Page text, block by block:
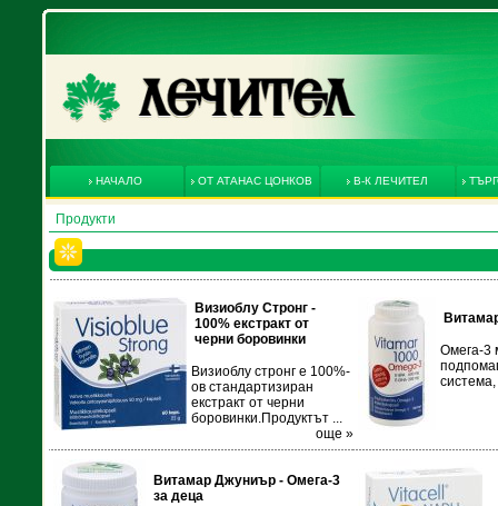
НАЧАЛО ОТ АТАНАС ЦОНКОВ В-К ЛЕЧИТЕЛ
Продукти
Визиоблу Стронг -
100% екстракт от
черни боровинки
Визиоблу стронг е 100%-
ов стандартизиран
екстракт от черни
боровинки.Продуктът ...
още »
Омега-3
Витамар Джуниър - Омега-3
за деца